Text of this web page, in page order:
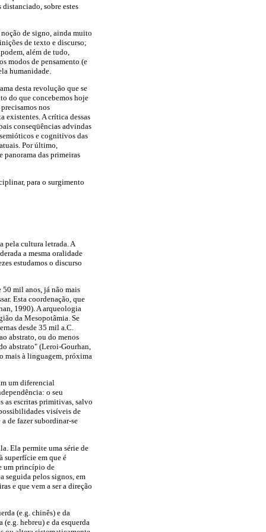
sobre estes
de signo, ainda muito
de texto e discurso;
além de tudo,
modos de pensamento (e
humanidade.
desta revolução que se
do que concebemos hoje
nos
existentes. A crítica dessas
conseqüências advindas
e cognitivos das
Por último,
panorama das primeiras
para o surgimento
pela cultura letrada. A
a mesma oralidade
estudamos o discurso
50 mil anos, já não mais
Esta coordenação, que
1990). A arqueologia
da Mesopotâmia. Se
desde 35 mil a.C.
abstrato, ou do menos
abstrato" (Leroi-Gourhan,
mais à linguagem, próxima
um diferencial
o seu
as escritas primitivas, salvo
visíveis de
de fazer subordinar-se
Ela permite uma série de
superfície em que é
um princípio de
seguida pelos signos, em
e que vem a ser a direção
(e.g. chinês) e da
hebreu) e da esquerda